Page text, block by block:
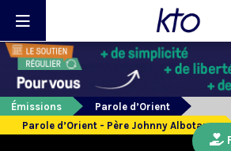
Émissions
Parole d’Orient
Parole d’Orient - Père Johnny Albotane